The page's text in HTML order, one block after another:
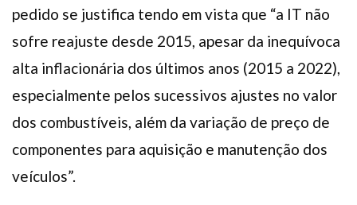
pedido se justifica tendo em vista que “a IT não
sofre reajuste desde 2015, apesar da inequívoca
alta inflacionária dos últimos anos (2015 a 2022),
especialmente pelos sucessivos ajustes no valor
dos combustíveis, além da variação de preço de
componentes para aquisição e manutenção dos
veículos”.